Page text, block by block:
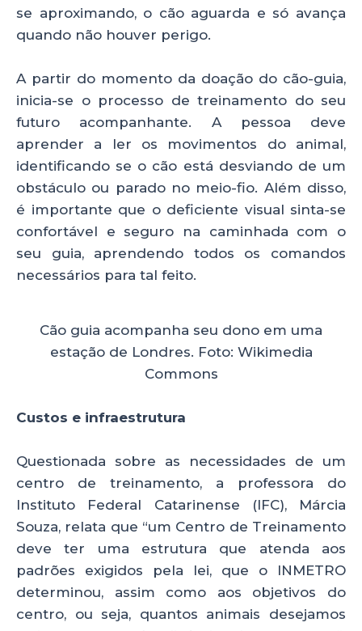
se aproximando, o cão aguarda e só avança
quando não houver perigo.
A partir do momento da doação do cão-guia,
inicia-se o processo de treinamento do seu
futuro acompanhante. A pessoa deve
aprender a ler os movimentos do animal,
identificando se o cão está desviando de um
obstáculo ou parado no meio-fio. Além disso,
é importante que o deficiente visual sinta-se
confortável e seguro na caminhada com o
seu guia, aprendendo todos os comandos
necessários para tal feito.
Cão guia acompanha seu dono em uma
estação de Londres. Foto: Wikimedia
Commons
Custos e infraestrutura
Questionada sobre as necessidades de um
centro de treinamento, a professora do
Instituto Federal Catarinense (IFC), Márcia
Souza, relata que “um Centro de Treinamento
deve ter uma estrutura que atenda aos
padrões exigidos pela lei, que o INMETRO
determinou, assim como aos objetivos do
centro, ou seja, quantos animais desejamos